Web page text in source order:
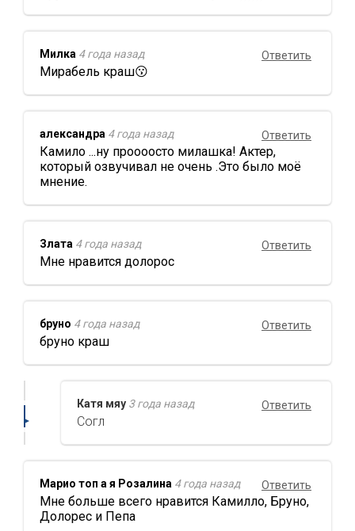
Ответить
Милка 4 года назад
Мирабель краш😗
Ответить
александра 4 года назад
Камило ...ну проооосто милашка! Актер,
который озвучивал не очень .Это было моё
мнение.
Ответить
Злата 4 года назад
Мне нравится долорос
Ответить
бруно 4 года назад
бруно краш
Ответить
Катя мяу 3 года назад
Согл
Ответить
Марио топ а я Розалина 4 года назад
Мне больше всего нравится Камилло, Бруно,
Долорес и Пепа